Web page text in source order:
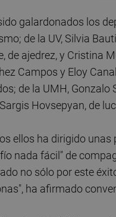
galardonados los
de la UV, Silvia
de ajedrez, y Cristina
Campos y Eloy
de la UMH, Gonzalo
Hovsepyan, de
ellos ha dirigido unas
nada fácil" de
no sólo por este
ha afirmado